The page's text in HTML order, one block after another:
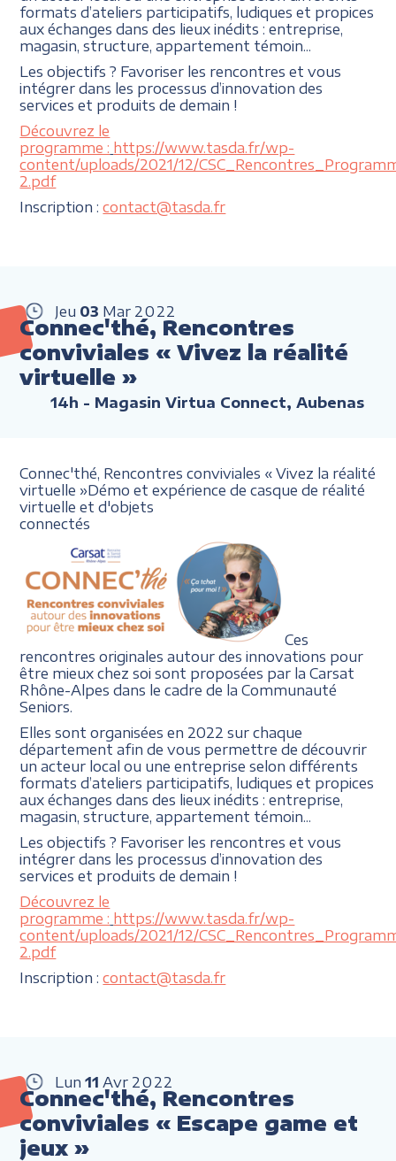
formats d’ateliers participatifs, ludiques et propices
aux échanges dans des lieux inédits : entreprise,
magasin, structure, appartement témoin...
Les objectifs ? Favoriser les rencontres et vous
intégrer dans les processus d’innovation des
services et produits de demain !
Découvrez le
programme : https://www.tasda.fr/wp-
content/uploads/2021/12/
2.pdf
Inscription :contact@tasda.fr
Jeu 03 Mar 2022
Connec'thé, Rencontres
conviviales « Vivez la réalité
virtuelle »
14h - Magasin Virtua Connect, Aubenas
Connec'thé, Rencontres conviviales « Vivez la réalité
virtuelle »Démo et expérience de casquede réalité
virtuelle et d'objets
connectés
Ces
rencontres originales autour des innovations pour
être mieux chez soi sont proposées par la Carsat
Rhône-Alpes dans le cadre de la Communauté
Seniors.
Elles sont organisées en 2022 sur chaque
département afin de vous permettre de découvrir
un acteur local ou une entreprise selon différents
formats d’ateliers participatifs, ludiques et propices
aux échanges dans des lieux inédits : entreprise,
magasin, structure, appartement témoin...
Les objectifs ? Favoriser les rencontres et vous
intégrer dans les processus d’innovation des
services et produits de demain !
Découvrez le
programme : https://www.tasda.fr/wp-
content/uploads/2021/12/
2.pdf
Inscription :contact@tasda.fr
Lun 11 Avr 2022
Connec'thé, Rencontres
conviviales « Escape game et
jeux »